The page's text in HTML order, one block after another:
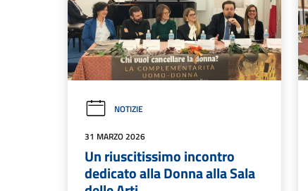
NOTIZIE
31 MARZO 2026
Un riuscitissimo incontro
dedicato alla Donna alla Sala